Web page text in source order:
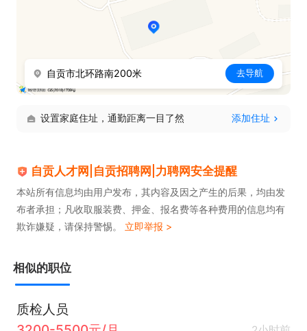
自贡市北环路南200米 去导航
设置家庭住址，通勤距离一目了然 添加住址
自贡人才网|自贡招聘网|力聘网安全提醒
本站所有信息均由用户发布，其内容及因之产生的后果，均由发
布者承担；凡收取服装费、押金、报名费等各种费用的信息均有
欺诈嫌疑，请保持警惕。 立即举报 >
相似的职位
质检人员